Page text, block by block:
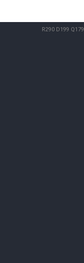
R290 D199 Q179